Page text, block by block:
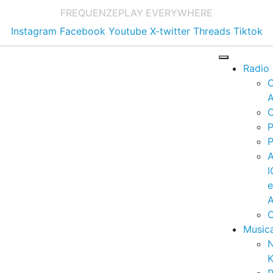
FREQUENZEPLAY EVERYWHERE
Instagram Facebook Youtube X-twitter Threads Tiktok
Radio
e